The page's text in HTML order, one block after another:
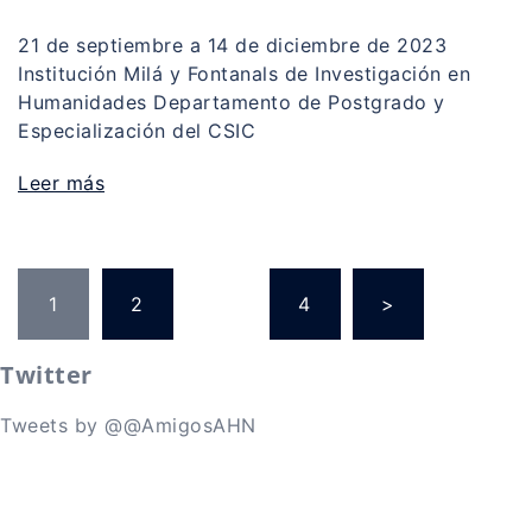
21 de septiembre a 14 de diciembre de 2023
Institución Milá y Fontanals de Investigación en
Humanidades Departamento de Postgrado y
Especialización del CSIC
Leer más
Paginación
de
entradas
1 2 4 >
Twitter
Tweets by @@AmigosAHN